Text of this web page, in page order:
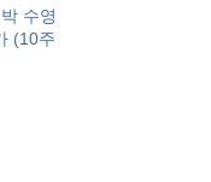
림책
수영
(10주